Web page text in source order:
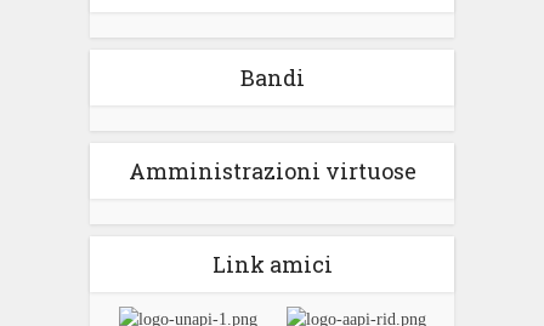
Bandi
Amministrazioni virtuose
Link amici